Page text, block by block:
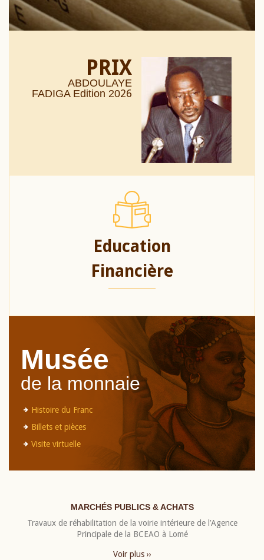
PRIX
ABDOULAYE
FADIGA Edition 2026
Education
Financière
Musée
de la monnaie
Histoire du Franc
Billets et pièces
Visite virtuelle
MARCHÉS PUBLICS & ACHATS
Travaux de réhabilitation de la voirie intérieure de l’Agence
Principale de la BCEAO à Lomé
Voir plus ››